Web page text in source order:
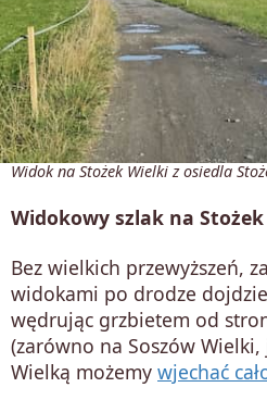
Widok na Stożek Wielki z osiedla
Widokowy szlak na
Bez wielkich przewyższeń,
widokami po drodze
wędrując grzbietem od
(zarówno na Soszów
Wielką możemy wjechać